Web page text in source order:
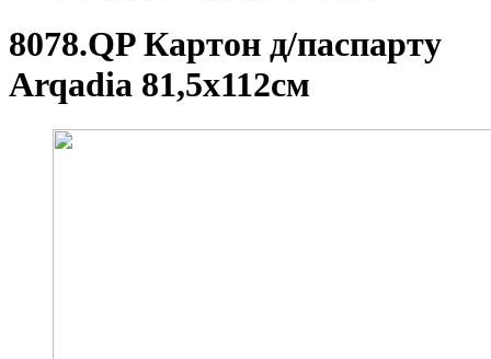
8078.QP Картон д/паспарту
Arqadia 81,5х112см